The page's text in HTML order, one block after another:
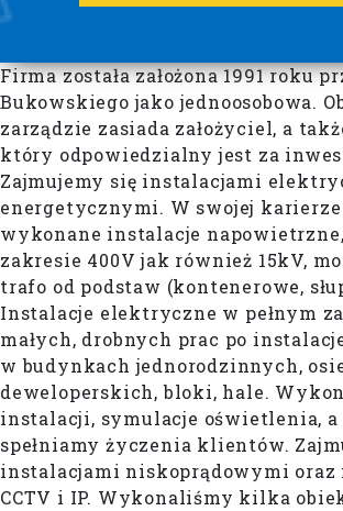
Firma została założona 1991 roku
Bukowskiego jako jednoosobowa.
zarządzie zasiada założyciel, a
który odpowiedzialny jest za
Zajmujemy się instalacjami
energetycznymi. W swojej
wykonane instalacje
zakresie 400V jak również 15kV,
trafo od podstaw (kontenerowe,
Instalacje elektryczne w pełnym
małych, drobnych prac po
w budynkach jednorodzinnych,
deweloperskich, bloki, hale.
instalacji, symulacje oświetlenia, a
spełniamy życzenia klientów.
instalacjami niskoprądowymi
CCTV i IP. Wykonaliśmy kilka